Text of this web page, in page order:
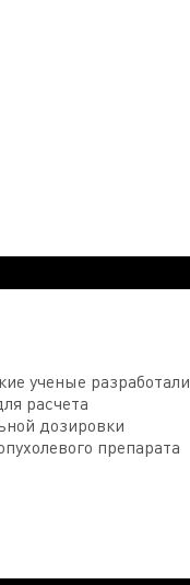
ученые разработали
расчета
дозировки
препарата